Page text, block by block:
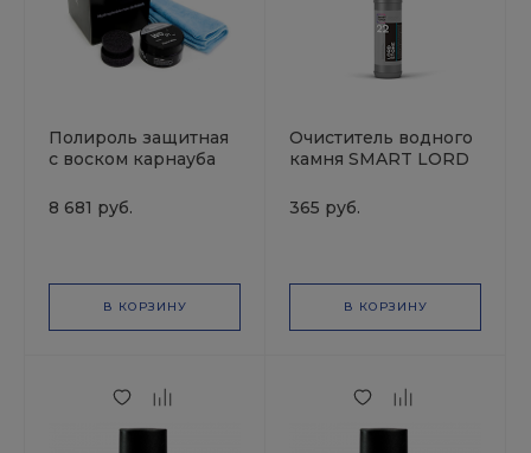
Полироль защитная
с воском карнауба
KOCHCHEMIE
8 681 руб.
В КОРЗИНУ
Очиститель водного
камня SMART LORD
365 руб.
В КОРЗИНУ